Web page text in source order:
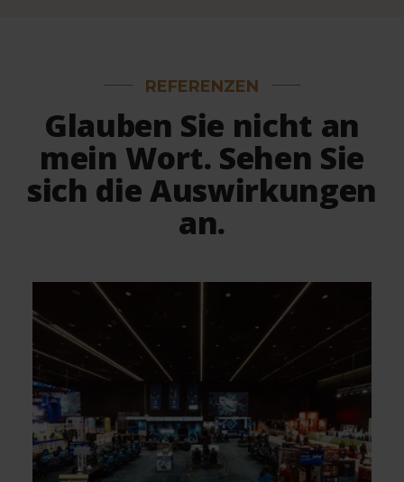
REFERENZEN
Glauben Sie nicht an
mein Wort. Sehen Sie
sich die Auswirkungen
an.